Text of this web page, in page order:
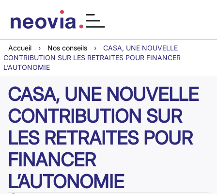
Accueil › Nos conseils ›
CASA, UNE NOUVELLE
CONTRIBUTION SUR LES RETRAITES POUR FINANCER
L’AUTONOMIE
CASA, UNE NOUVELLE
CONTRIBUTION SUR
LES RETRAITES POUR
FINANCER
L’AUTONOMIE